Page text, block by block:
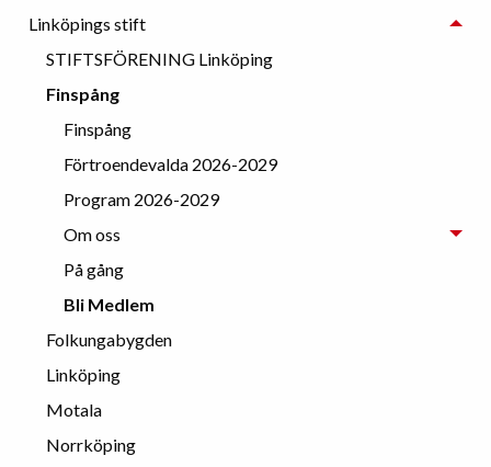
Linköpings stift
STIFTSFÖRENING Linköping
Finspång
Finspång
Förtroendevalda 2026-2029
Program 2026-2029
Om oss
På gång
Bli Medlem
Folkungabygden
Linköping
Motala
Norrköping